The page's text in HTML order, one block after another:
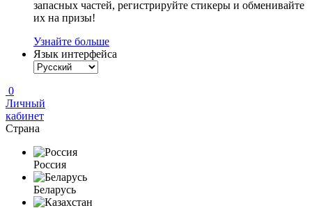
запасных частей, регистрируйте стикеры и обменивайте
их на призы!
Узнайте больше
Язык интерфейса
0
Личный
кабинет
Страна
Россия
Беларусь